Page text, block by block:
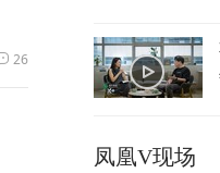
26
凤凰V现场